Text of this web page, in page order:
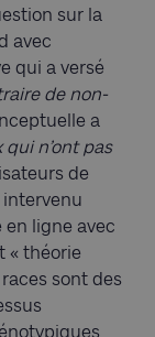
sur la
avec
qui a versé
de non-
a
n’ont pas
de
intervenu
ligne avec
« théorie
sont des